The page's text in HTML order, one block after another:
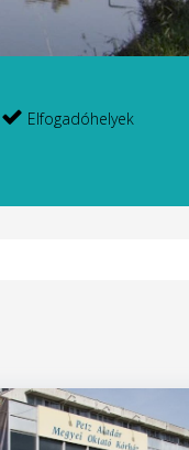
Elfogadóhelyek